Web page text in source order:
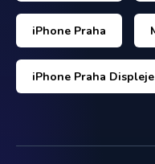
iPhone Praha
iPhone Praha Displeje